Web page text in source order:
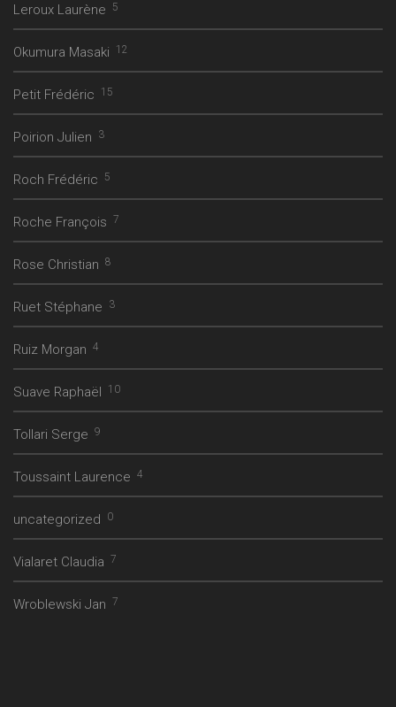
Leroux Laurène 5
Okumura Masaki 12
Petit Frédéric 15
Poirion Julien 3
Roch Frédéric 5
Roche François 7
Rose Christian 8
Ruet Stéphane 3
Ruiz Morgan 4
Suave Raphaël 10
Tollari Serge 9
Toussaint Laurence 4
uncategorized 0
Vialaret Claudia 7
Wroblewski Jan 7